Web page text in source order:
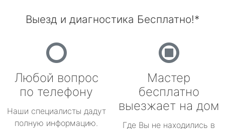
Выезд и диагностика Бесплатно!*
Любой вопрос
по телефону
Наши специалисты дадут
полную информацию.
Мастер
бесплатно
выезжает на дом
Где Вы не находились в